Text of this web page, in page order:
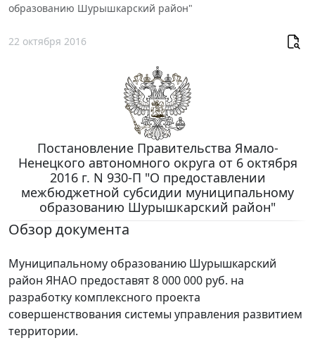
образованию Шурышкарский район"
22 октября 2016
Постановление Правительства Ямало-
Ненецкого автономного округа от 6 октября
2016 г. N 930-П "О предоставлении
межбюджетной субсидии муниципальному
образованию Шурышкарский район"
Обзор документа
Муниципальному образованию Шурышкарский
район ЯНАО предоставят 8 000 000 руб. на
разработку комплексного проекта
совершенствования системы управления развитием
территории.